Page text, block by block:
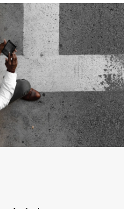
da noi?
Quick Pay
NPL
di terze parti
inesigibili